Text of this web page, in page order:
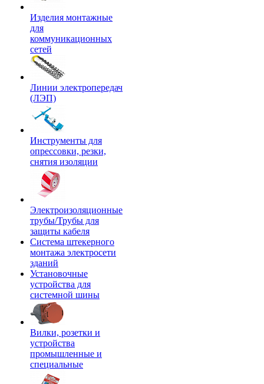
Изделия монтажные
для
коммуникационных
сетей
Линии электропередач
(ЛЭП)
Инструменты для
опрессовки, резки,
снятия изоляции
Электроизоляционные
трубы/Трубы для
защиты кабеля
Система штекерного
монтажа электросети
зданий
Установочные
устройства для
системной шины
Вилки, розетки и
устройства
промышленные и
специальные